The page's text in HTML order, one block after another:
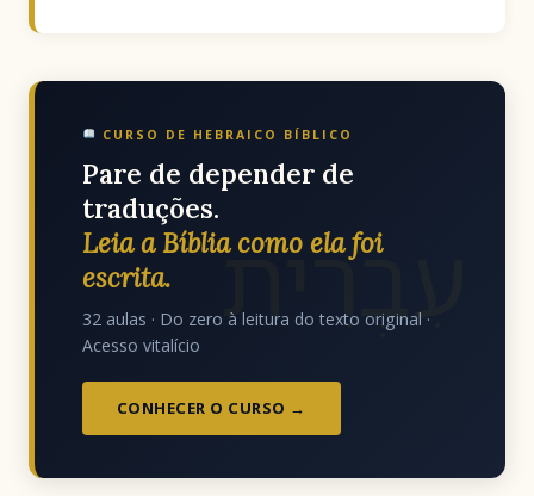
עִבְרִית
CURSO DE HEBRAICO BÍBLICO
Pare de depender de
traduções.
Leia a Bíblia como ela foi
escrita.
32 aulas · Do zero à leitura do texto original ·
Acesso vitalício
CONHECER O CURSO →